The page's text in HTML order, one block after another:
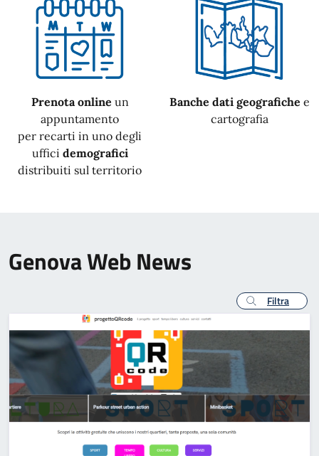
Prenota online un
appuntamento
per recarti in uno degli
uffici demografici
distribuiti sul territorio
Banche dati geografiche e
cartografia
Genova Web News
Filtra